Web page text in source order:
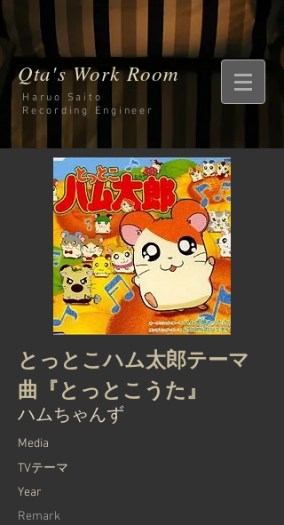
Qta's Work Room
Haruo Saito
Recording Engineer
とっとこハム太郎テーマ
曲『とっとこうた』
ハムちゃんず
Media
TVテーマ
Year
Remark